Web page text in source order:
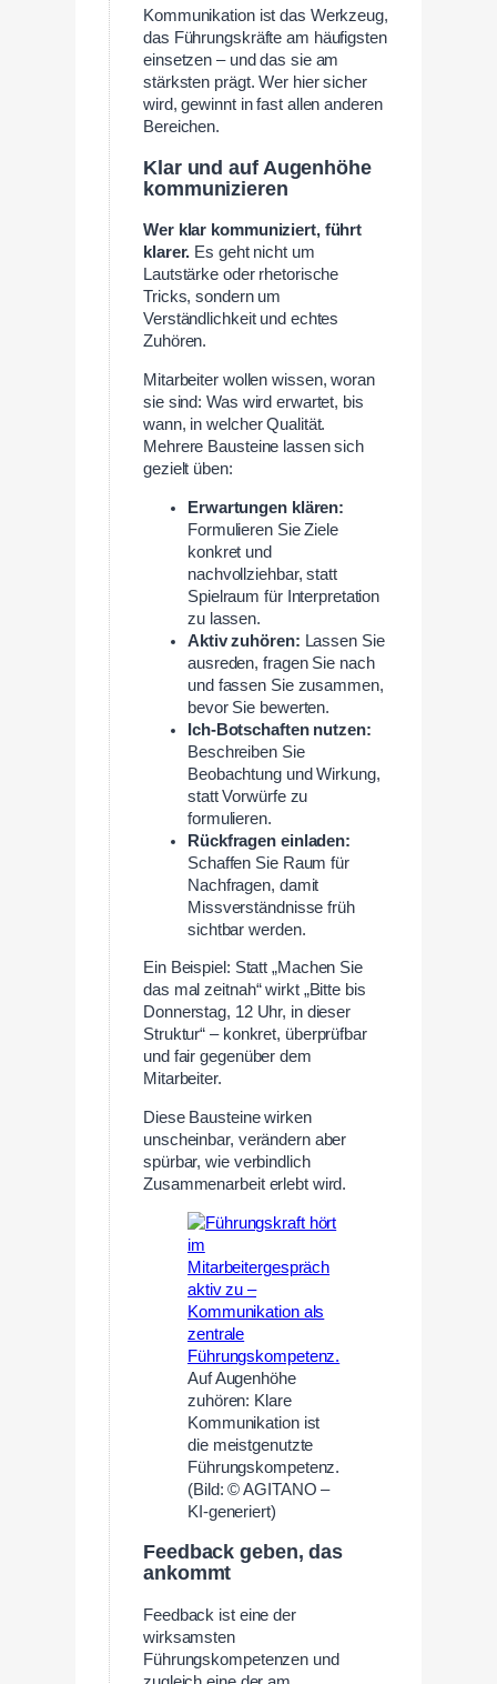
Kommunikation ist das Werkzeug,
das Führungskräfte am häufigsten
einsetzen – und das sie am
stärksten prägt. Wer hier sicher
wird, gewinnt in fast allen anderen
Bereichen.
Klar und auf Augenhöhe
kommunizieren
Wer klar kommuniziert, führt
klarer. Es geht nicht um
Lautstärke oder rhetorische
Tricks, sondern um
Verständlichkeit und echtes
Zuhören.
Mitarbeiter wollen wissen, woran
sie sind: Was wird erwartet, bis
wann, in welcher Qualität.
Mehrere Bausteine lassen sich
gezielt üben:
Erwartungen klären:
Formulieren Sie Ziele
konkret und
nachvollziehbar, statt
Spielraum für Interpretation
zu lassen.
Aktiv zuhören: Lassen Sie
ausreden, fragen Sie nach
und fassen Sie zusammen,
bevor Sie bewerten.
Ich-Botschaften nutzen:
Beschreiben Sie
Beobachtung und Wirkung,
statt Vorwürfe zu
formulieren.
Rückfragen einladen:
Schaffen Sie Raum für
Nachfragen, damit
Missverständnisse früh
sichtbar werden.
Ein Beispiel: Statt „Machen Sie
das mal zeitnah“ wirkt „Bitte bis
Donnerstag, 12 Uhr, in dieser
Struktur“ – konkret, überprüfbar
und fair gegenüber dem
Mitarbeiter.
Diese Bausteine wirken
unscheinbar, verändern aber
spürbar, wie verbindlich
Zusammenarbeit erlebt wird.
Auf Augenhöhe
zuhören: Klare
Kommunikation ist
die meistgenutzte
Führungskompetenz.
(Bild: © AGITANO –
KI-generiert)
Feedback geben, das
ankommt
Feedback ist eine der
wirksamsten
Führungskompetenzen und